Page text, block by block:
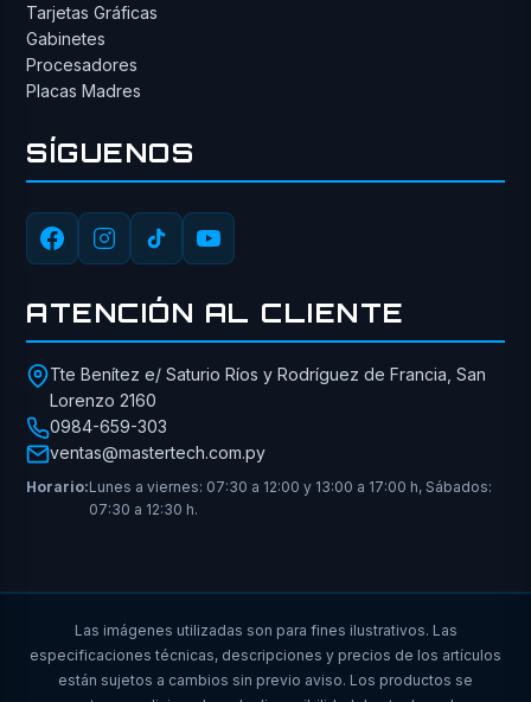
Tarjetas Gráficas
Gabinetes
Procesadores
Placas Madres
SÍGUENOS
ATENCIÓN AL CLIENTE
Tte Benítez e/ Saturio Ríos y Rodríguez de Francia, San
Lorenzo 2160
0984-659-303
ventas@mastertech.com.py
Horario:Lunes a viernes: 07:30 a 12:00 y 13:00 a 17:00 h, Sábados:
07:30 a 12:30 h.
Las imágenes utilizadas son para fines ilustrativos. Las
especificaciones técnicas, descripciones y precios de los artículos
están sujetos a cambios sin previo aviso. Los productos se